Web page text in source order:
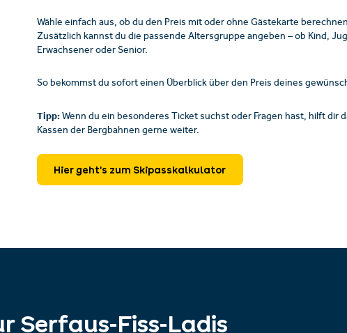
Wähle einfach aus, ob du den Preis mit oder ohne Gästekarte
Zusätzlich kannst du die passende Altersgruppe angeben – ob Kind,
Erwachsener oder Senior.
So bekommst du sofort einen Überblick über den Preis deines
Tipp: Wenn du ein besonderes Ticket suchst oder Fragen hast, hilft dir
Kassen der Bergbahnen gerne weiter.
Hier geht’s zum Skipasskalkulator
Serfaus-Fiss-Ladis